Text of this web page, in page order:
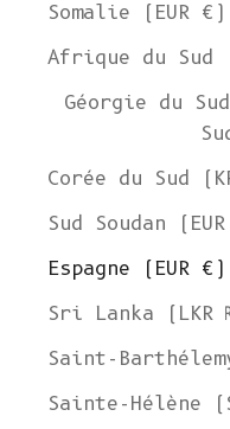
Somalie (EUR €)
Afrique du Sud
Géorgie du
Corée du Sud
Sud Soudan
Espagne (EUR €)
Sri Lanka (LKR
Saint-
Sainte-Hélène